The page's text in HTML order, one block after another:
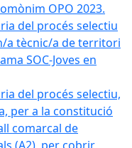
OPO 2023.
del procés selectiu
a tècnic/a de territori
SOC-Joves en
del procés selectiu,
per a la constitució
comarcal de